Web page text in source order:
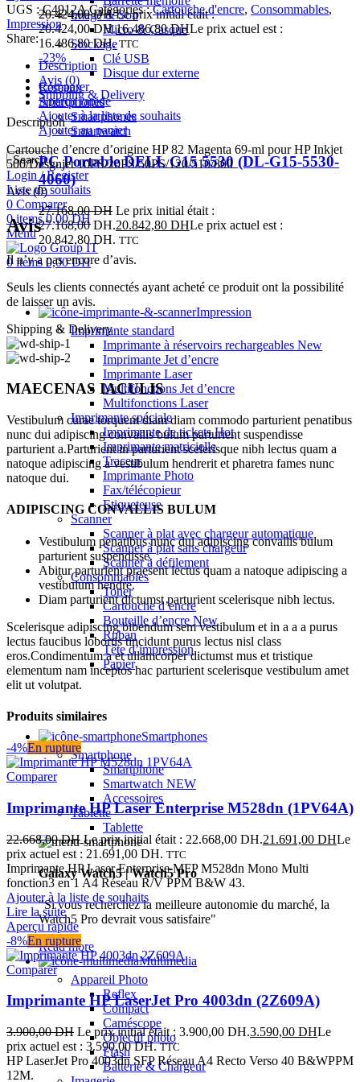
Image & Son
Micro & Casque
Stockage
Clé USB
Disque dur externe
Réseaux
Smartphones
Smartphones
Smartwatch
Search
Login / Register
Liste de souhaits
0 Comparer
0items 0,00DH
Menu
0items 0,00DH
20.424,00DH Le prix initial était :
20.424,00 DH.16.486,80DHLe prix actuel est :
16.486,80 DH. TTC
-23%
Comparer
Aperçu rapide
Ajouter à la liste de souhaits
Ajouter au panier
PC Portable DELL G15 5530 (DL-G15-5530-
4060)
27.168,00DH Le prix initial était :
27.168,00 DH.20.842,80 DHLe prix actuel est :
20.842,80 DH. TTC
Impression
Imprimante standard
Imprimante à réservoirs rechargeables New
Imprimante Jet d’encre
Imprimante Laser
Multifonctions Jet d’encre
Multifonctions Laser
Imprimante spéciale
Imprimante de ticketsHot
Imprimante matricielle
Traceur
Imprimante Photo
Fax/télécopieur
Etiqueteuse
Scanner
Scanner à plat avec chargeur automatique
Scanner à plat sans chargeur
Scanner à défilement
Consommables
Toner
Cartouche d’encre
Bouteille d’encre New
Ruban
Tête d’impression
Papier
Smartphones
Smartphone
Smartphone
Smartwatch NEW
Accessoires
Tablette
Tablette
Galaxy Watch5 | Watch5 Pro
"Si vous recherchez la meilleure autonomie du marché, la
Watch5 Pro devrait vous satisfaire"
Read more
Multimedia
Appareil Photo
Reflex
Compact
Caméscope
Objectif photo
Flash
Batterie & Chargeur
UGS :C4912ACatégories : Cartouche d'encre, Consommables,
Impression
Share:
Description
Avis (0)
Shipping & Delivery
Description
Cartouche d’encre d’origine HP 82 Magenta 69-ml pour HP Inkjet
500/Desgnjet 10PS/20PS/50PS/120/510/800
Avis (0)
Avis
Il n’y a pas encore d’avis.
Seuls les clients connectés ayant acheté ce produit ont la possibilité
de laisser un avis.
Shipping & Delivery
MAECENAS IACULIS
Vestibulum curae torquent diam diam commodo parturient penatibus
nunc dui adipiscing convallis bulum parturient suspendisse
parturient a.Parturient in parturient scelerisque nibh lectus quam a
natoque adipiscing a vestibulum hendrerit et pharetra fames nunc
natoque dui.
ADIPISCING CONVALLIS BULUM
Vestibulum penatibus nunc dui adipiscing convallis bulum
parturient suspendisse.
Abitur parturient praesent lectus quam a natoque adipiscing a
vestibulum hendre.
Diam parturient dictumst parturient scelerisque nibh lectus.
Scelerisque adipiscing bibendum sem vestibulum et in a a a purus
lectus faucibus lobortis tincidunt purus lectus nisl class
eros.Condimentum a et ullamcorper dictumst mus et tristique
elementum nam inceptos hac parturient scelerisque vestibulum amet
elit ut volutpat.
Produits similaires
-4%En rupture
Comparer
Imprimante HP Laser Enterprise M528dn (1PV64A)
22.668,00DH Le prix initial était : 22.668,00 DH.21.691,00 DHLe
prix actuel est : 21.691,00 DH. TTC
Imprimante HP Laser Enterprise MFP M528dn Mono Multi
fonction3 en 1 A4 Réseau R/V PPM B&W 43.
Ajouter à la liste de souhaits
Lire la suite
Aperçu rapide
-8%En rupture
Comparer
Imprimante HP LaserJet Pro 4003dn (2Z609A)
3.900,00DH Le prix initial était : 3.900,00 DH.3.590,00 DHLe
prix actuel est : 3.590,00 DH. TTC
HP LaserJet Pro 4003dn SFP Réseau A4 Recto Verso 40 B&WPPM
12M.